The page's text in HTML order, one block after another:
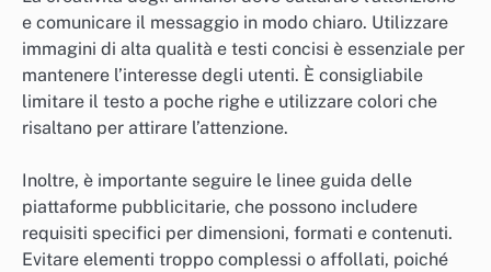
e comunicare il messaggio in modo chiaro. Utilizzare
immagini di alta qualità e testi concisi è essenziale per
mantenere l’interesse degli utenti. È consigliabile
limitare il testo a poche righe e utilizzare colori che
risaltano per attirare l’attenzione.
Inoltre, è importante seguire le linee guida delle
piattaforme pubblicitarie, che possono includere
requisiti specifici per dimensioni, formati e contenuti.
Evitare elementi troppo complessi o affollati, poiché